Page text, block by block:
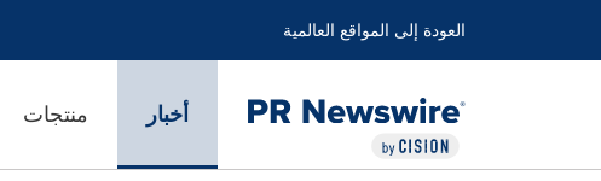
العودة إلى المواقع العالمية
أخبار منتجات